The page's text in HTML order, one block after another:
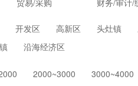
贸易/采购
财务/审计/
广告/会展/咨询
环保
开发区 高新区 头灶镇
沿海经济区
2000~3000 3000~4000